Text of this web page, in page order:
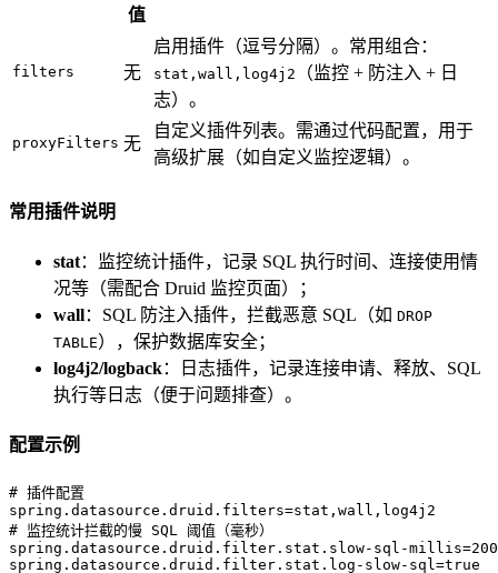
值
filters 无
启用插件（逗号分隔）。常用组合：
stat,wall,log4j2
（监控 + 防注入 + 日
志）。
proxyFilters 无
自定义插件列表。需通过代码配置，用于
高级扩展（如自定义监控逻辑）。
常用插件说明
stat：监控统计插件，记录 SQL 执行时间、连接使用情
况等（需配合 Druid 监控页面）；
wall：SQL 防注入插件，拦截恶意 SQL（如 DROP
TABLE），保护数据库安全；
log4j2/logback：日志插件，记录连接申请、释放、SQL
执行等日志（便于问题排查）。
配置示例
# 插件配置
spring.datasource.druid.filters=stat,wall,log4j2
# 监控统计拦截的慢 SQL 阈值（毫秒）
spring.datasource.druid.filter.stat.slow-sql-millis=
spring.datasource.druid.filter.stat.log-slow-sql =true